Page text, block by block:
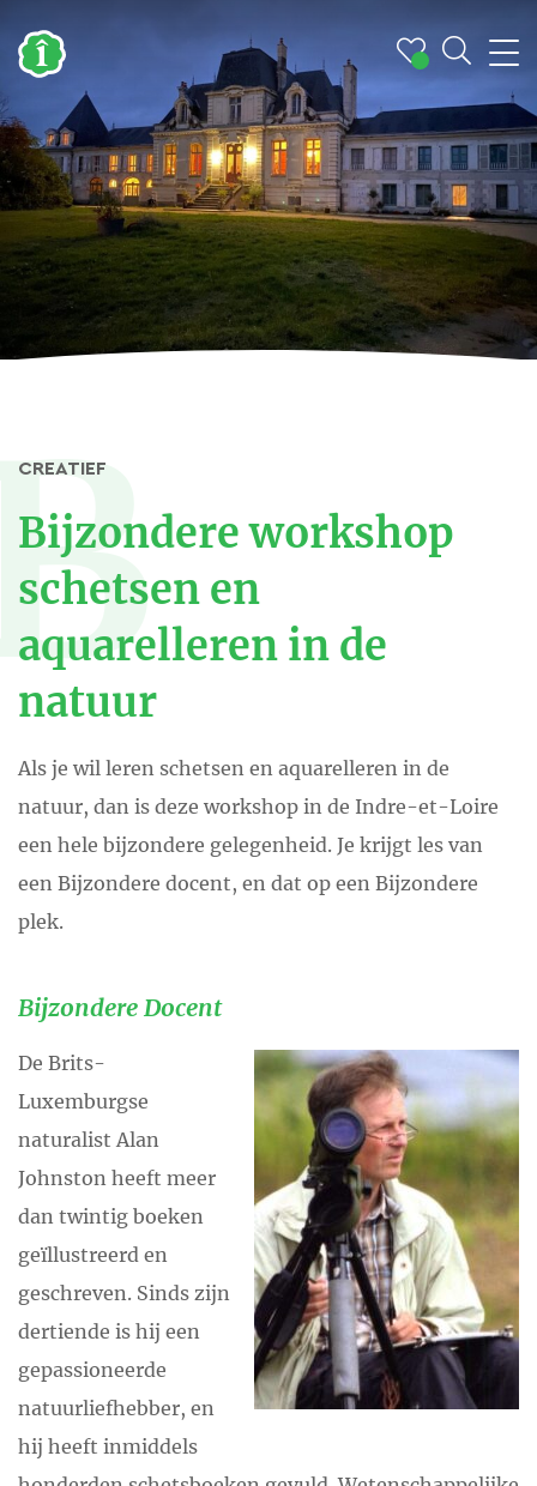
CREATIEF
Bijzondere workshop
schetsen en
aquarelleren in de
natuur
Als je wil leren schetsen en aquarelleren in de
natuur, dan is deze workshop in de Indre-et-Loire
een hele bijzondere gelegenheid. Je krijgt les van
een Bijzondere docent, en dat op een Bijzondere
plek.
Bijzondere Docent
De Brits-
Luxemburgse
naturalist Alan
Johnston heeft meer
dan twintig boeken
geïllustreerd en
geschreven. Sinds zijn
dertiende is hij een
gepassioneerde
natuurliefhebber, en
hij heeft inmiddels